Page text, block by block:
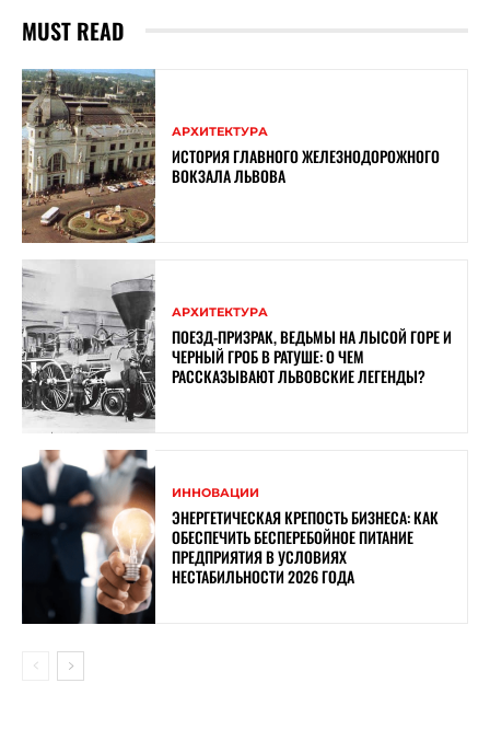
MUST READ
АРХИТЕКТУРА
ИСТОРИЯ ГЛАВНОГО ЖЕЛЕЗНОДОРОЖНОГО
ВОКЗАЛА ЛЬВОВА
АРХИТЕКТУРА
ПОЕЗД-ПРИЗРАК, ВЕДЬМЫ НА ЛЫСОЙ ГОРЕ И
ЧЕРНЫЙ ГРОБ В РАТУШЕ: О ЧЕМ
РАССКАЗЫВАЮТ ЛЬВОВСКИЕ ЛЕГЕНДЫ?
ИННОВАЦИИ
ЭНЕРГЕТИЧЕСКАЯ КРЕПОСТЬ БИЗНЕСА: КАК
ОБЕСПЕЧИТЬ БЕСПЕРЕБОЙНОЕ ПИТАНИЕ
ПРЕДПРИЯТИЯ В УСЛОВИЯХ
НЕСТАБИЛЬНОСТИ 2026 ГОДА